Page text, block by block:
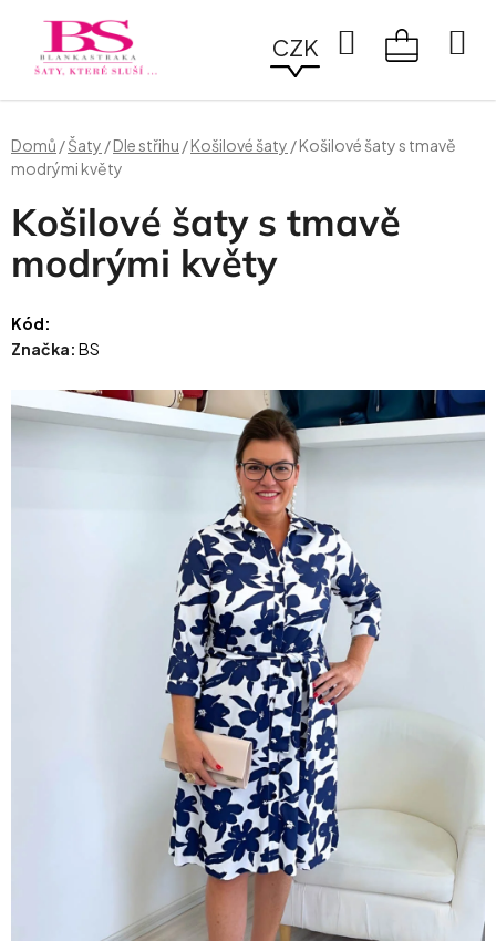
obsah
CZK
Hledat
Domů /Šaty /Dle střihu /Košilové šaty /Košilové šaty s tmavě
modrými květy
Košilové šaty s tmavě
modrými květy
Kód:
Značka: BS